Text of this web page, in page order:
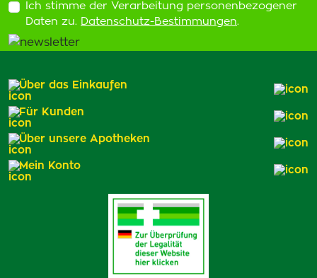
Ich stimme der Verarbeitung personenbezogener
Daten zu. Datenschutz-Bestimmungen.
Über das Einkaufen
Für Kunden
Über unsere Apotheken
Mein Konto